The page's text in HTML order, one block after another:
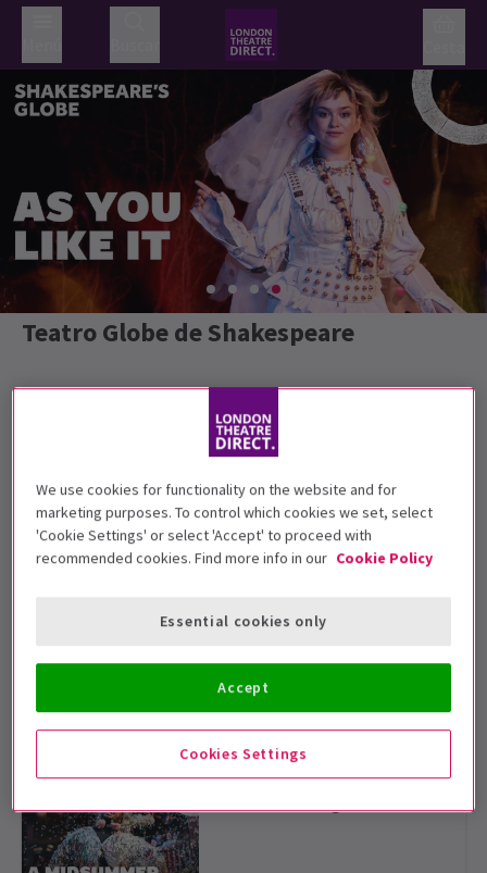
Teatro Globe de Shakespeare
Género
Love’s Labour’s Lost
Desde 7 £
Much Ado About Nothing
Desde 7 £
We use cookies for functionality on the website and for
marketing purposes. To control which cookies we set, select
'Cookie Settings' or select 'Accept' to proceed with
recommended cookies. Find more info in our Cookie Policy
Cookies Settings
Essential cookies only
Accept